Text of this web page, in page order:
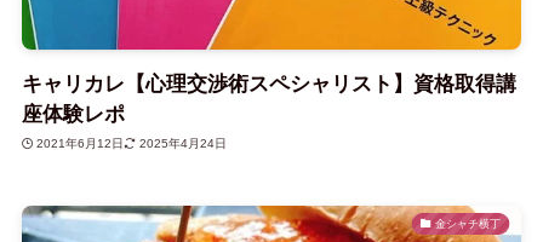
キャリカレ【心理交渉術スペシャリスト】資格取得講
座体験レポ
2021年6月12日 2025年4月24日
金シャチ横丁